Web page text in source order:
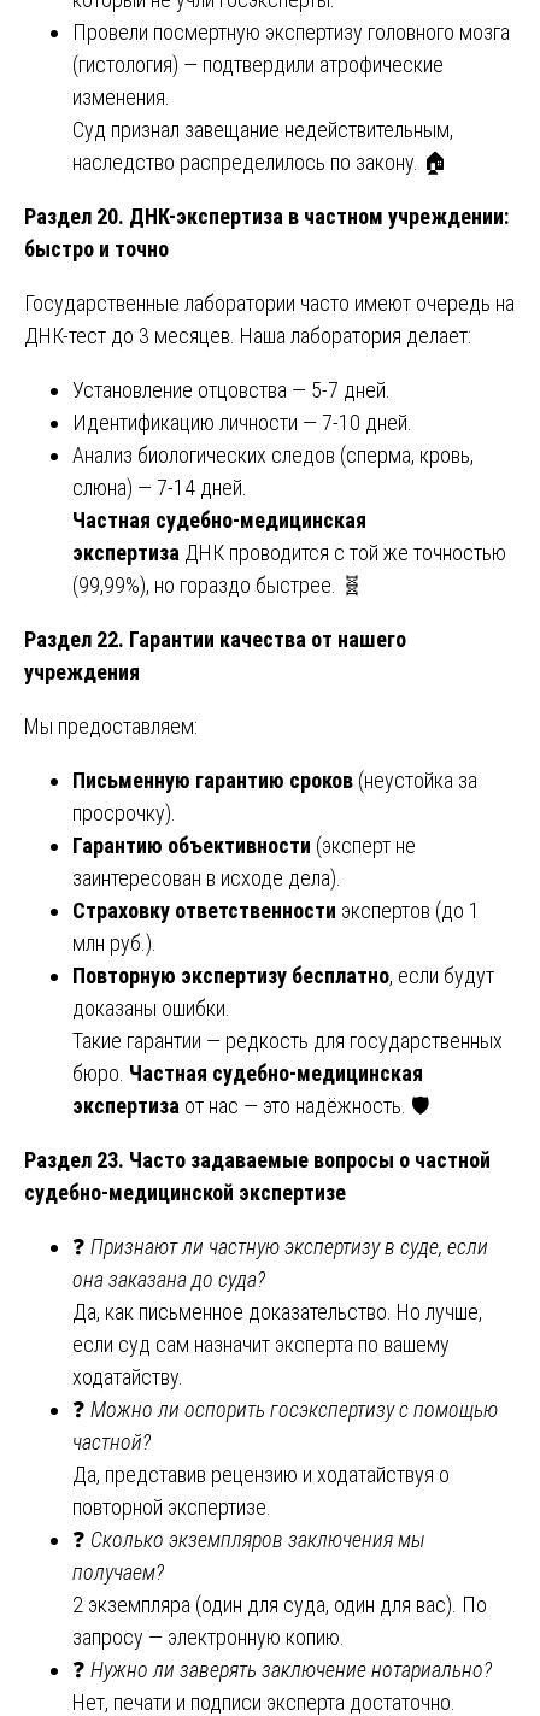
Провели посмертную экспертизу головного мозга
(гистология) — подтвердили атрофические
изменения.
Суд признал завещание недействительным,
наследство распределилось по закону. 🏠
Раздел 20. ДНК-экспертиза в частном учреждении:
быстро и точно
Государственные лаборатории часто имеют очередь на
ДНК-тест до 3 месяцев. Наша лаборатория делает:
Установление отцовства — 5-7 дней.
Идентификацию личности — 7-10 дней.
Анализ биологических следов (сперма, кровь,
слюна) — 7-14 дней.
Частная судебно-медицинская
экспертиза ДНК проводится с той же точностью
(99,99%), но гораздо быстрее. 🧬
Раздел 22. Гарантии качества от нашего
учреждения
Мы предоставляем:
Письменную гарантию сроков (неустойка за
просрочку).
Гарантию объективности (эксперт не
заинтересован в исходе дела).
Страховку ответственности экспертов (до 1
млн руб.).
Повторную экспертизу бесплатно, если будут
доказаны ошибки.
Такие гарантии — редкость для государственных
бюро. Частная судебно-медицинская
экспертиза от нас — это надёжность. 🛡️
Раздел 23. Часто задаваемые вопросы о частной
судебно-медицинской экспертизе
❓ Признают ли частную экспертизу в суде, если
она заказана до суда?
Да, как письменное доказательство. Но лучше,
если суд сам назначит эксперта по вашему
ходатайству.
❓ Можно ли оспорить госэкспертизу с помощью
частной?
Да, представив рецензию и ходатайствуя о
повторной экспертизе.
❓ Сколько экземпляров заключения мы
получаем?
2 экземпляра (один для суда, один для вас). По
запросу — электронную копию.
❓ Нужно ли заверять заключение нотариально?
Нет, печати и подписи эксперта достаточно.